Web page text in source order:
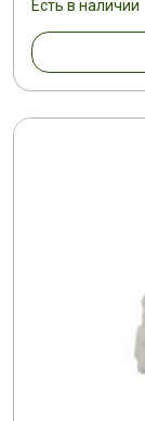
Есть в наличии